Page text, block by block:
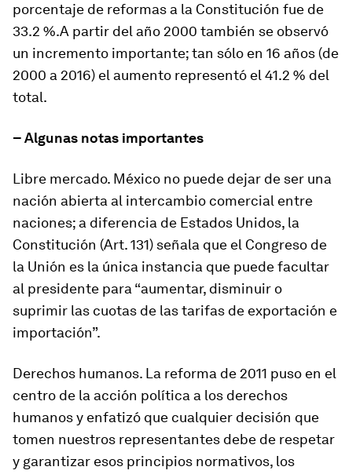
porcentaje de reformas a la Constitución fue de
33.2 %.A partir del año 2000 también se observó
un incremento importante; tan sólo en 16 años (de
2000 a 2016) el aumento representó el 41.2 % del
total.
– Algunas notas importantes
Libre mercado. México no puede dejar de ser una
nación abierta al intercambio comercial entre
naciones; a diferencia de Estados Unidos, la
Constitución (Art. 131) señala que el Congreso de
la Unión es la única instancia que puede facultar
al presidente para “aumentar, disminuir o
suprimir las cuotas de las tarifas de exportación e
importación”.
Derechos humanos. La reforma de 2011 puso en el
centro de la acción política a los derechos
humanos y enfatizó que cualquier decisión que
tomen nuestros representantes debe de respetar
y garantizar esos principios normativos, los